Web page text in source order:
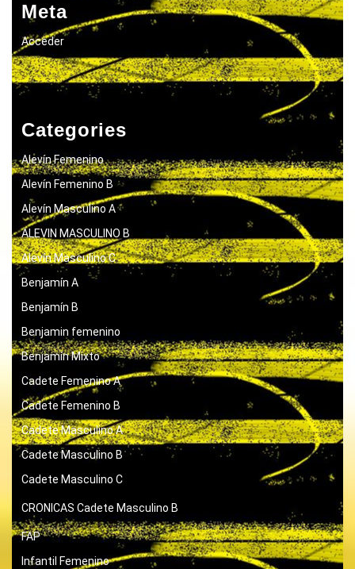
Meta
Acceder
Categories
Alevín Femenino
Alevín Femenino B
Alevín Masculino A
ALEVIN MASCULINO B
Alevín Masculino C
Benjamín A
Benjamín B
Benjamin femenino
Benjamín Mixto
Cadete Femenino A
Cadete Femenino B
Cadete Masculino A
Cadete Masculino B
Cadete Masculino C
CRONICAS Cadete Masculino B
FAP
Infantil Femenino